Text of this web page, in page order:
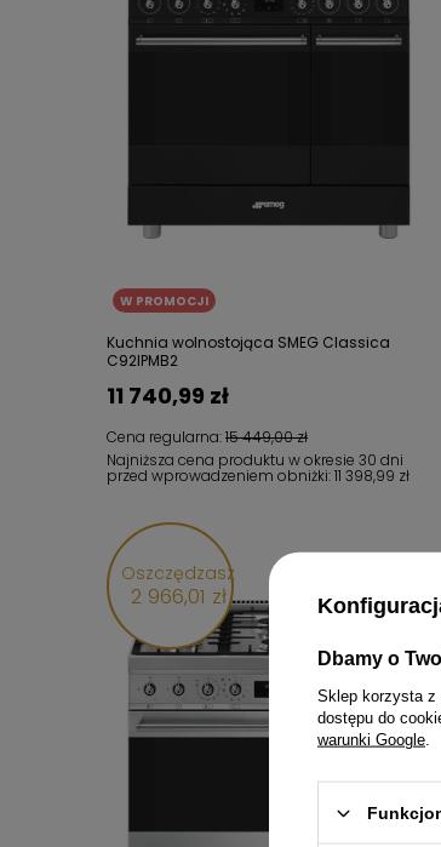
W PROMOCJI
Kuchnia wolnostojąca SMEG Classica
C92IPMB2
Cena regularna:15 449,00 zł
11 740,99 zł
Najniższa cena produktu w okresie 30 dni
przed wprowadzeniem obniżki:11 398,99 zł
Oszczędzasz
2 966,01 zł
Dbamy o
Sklep korzysta z
dostępu do
warunki Google